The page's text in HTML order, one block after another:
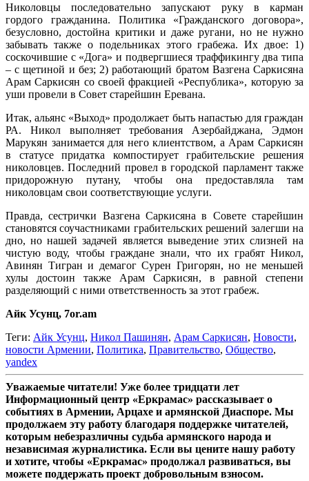
Николовцы последовательно запускают руку в карман
гордого гражданина. Политика «Гражданского договора»,
безусловно, достойна критики и даже ругани, но не нужно
забывать также о подельниках этого грабежа. Их двое: 1)
соскочившие с «Дога» и подвергшиеся траффикингу два типа
– с щетиной и без; 2) работающий братом Вазгена Саркисяна
Арам Саркисян со своей фракцией «Республика», которую за
уши провели в Совет старейшин Еревана.
Итак, альянс «Выход» продолжает быть напастью для граждан
РА. Никол выполняет требования Азербайджана, Эдмон
Марукян занимается для него клиентством, а Арам Саркисян
в статусе придатка компостирует грабительские решения
николовцев. Последний провел в городской парламент также
придорожную путану, чтобы она предоставляла там
николовцам свои соответствующие услуги.
Правда, сестрички Вазгена Саркисяна в Совете старейшин
становятся соучастниками грабительских решений залегши на
дно, но нашей задачей является выведение этих слизней на
чистую воду, чтобы граждане знали, что их грабят Никол,
Авинян Тигран и демагог Сурен Григорян, но не меньшей
хулы достоин также Арам Саркисян, в равной степени
разделяющий с ними ответственность за этот грабеж.
Айк Усунц, 7or.am
Теги: Айк Усунц, Никол Пашинян, Арам Саркисян, Новости,
новости Армении, Политика, Правительство, Общество,
yandex
Уважаемые читатели! Уже более тридцати лет
Информационный центр «Еркрамас» рассказывает о
событиях в Армении, Арцахе и армянской Диаспоре. Мы
продолжаем эту работу благодаря поддержке читателей,
которым небезразличны судьба армянского народа и
независимая журналистика. Если вы цените нашу работу
и хотите, чтобы «Еркрамас» продолжал развиваться, вы
можете поддержать проект добровольным взносом.